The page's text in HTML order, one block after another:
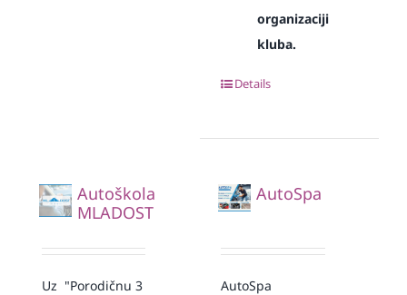
organizaciji
kluba.
Details
Autoškola
MLADOST
Uz "Porodičnu 3
AutoSpa
AutoSpa